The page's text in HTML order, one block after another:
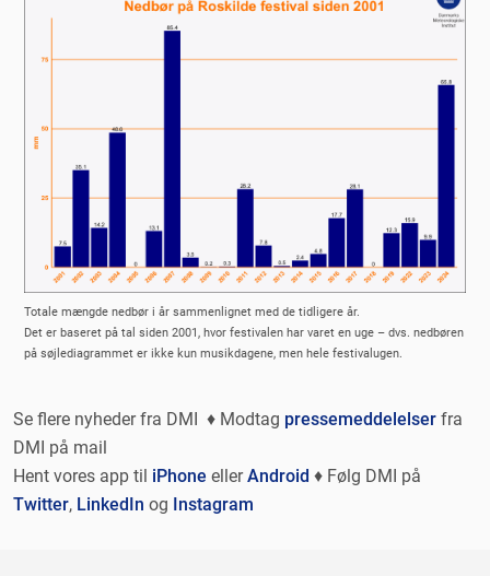
Totale mængde nedbør i år sammenlignet med de tidligere år.
Det er baseret på tal siden 2001, hvor festivalen har varet en uge – dvs. nedbøren
på søjlediagrammet er ikke kun musikdagene, men hele festivalugen.
Se flere nyheder fra DMI ♦ Modtag pressemeddelelser fra
DMI på mail
Hent vores app til iPhone ellerAndroid ♦ Følg DMI på
Twitter, LinkedIn og Instagram